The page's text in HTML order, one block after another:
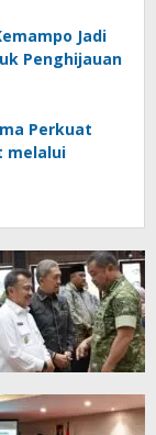
Jadi
Penghijauan
Perkuat
melalui